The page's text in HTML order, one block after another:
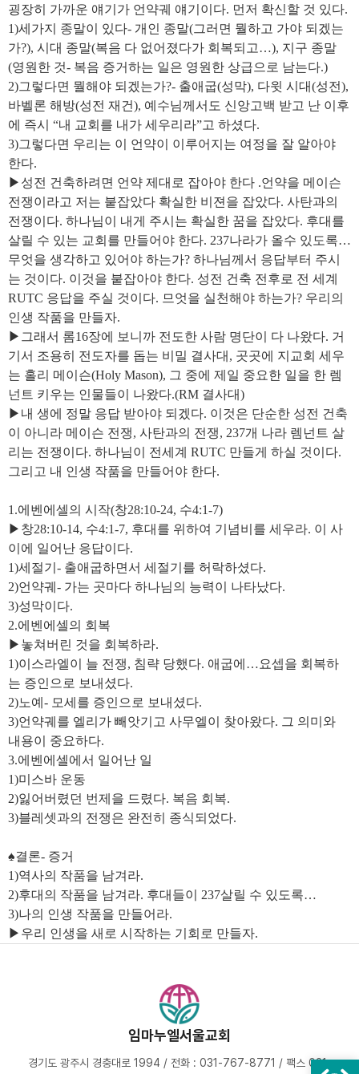
굉장히 가까운 얘기가 언약궤 얘기이다. 먼저 확신할 것 있다.
1)세가지 종말이 있다- 개인 종말(그러면 뭘하고 가야 되겠는
가?), 시대 종말(복음 다 없어졌다가 회복되고…), 지구 종말
(영원한 것- 복음 증거하는 일은 영원한 상급으로 남는다.)
2)그렇다면 뭘해야 되겠는가?- 출애굽(성막), 다윗 시대(성전),
바벨론 해방(성전 재건), 예수님께서도 신앙고백 받고 난 이후
에 즉시 “내 교회를 내가 세우리라”고 하셨다.
3)그렇다면 우리는 이 언약이 이루어지는 여정을 잘 알아야
한다.
▶성전 건축하려면 언약 제대로 잡아야 한다 .언약을 메이슨
전쟁이라고 저는 붙잡았다 확실한 비젼을 잡았다. 사탄과의
전쟁이다. 하나님이 내게 주시는 확실한 꿈을 잡았다. 후대를
살릴 수 있는 교회를 만들어야 한다. 237나라가 올수 있도록…
무엇을 생각하고 있어야 하는가? 하나님께서 응답부터 주시
는 것이다. 이것을 붙잡아야 한다. 성전 건축 전후로 전 세계
RUTC 응답을 주실 것이다. 므엇을 실천해야 하는가? 우리의
인생 작품을 만들자.
▶그래서 롬16장에 보니까 전도한 사람 명단이 다 나왔다. 거
기서 조용히 전도자를 돕는 비밀 결사대, 곳곳에 지교회 세우
는 홀리 메이슨(Holy Mason), 그 중에 제일 중요한 일을 한 렘
넌트 키우는 인물들이 나왔다.(RM 결사대)
▶내 생에 정말 응답 받아야 되겠다. 이것은 단순한 성전 건축
이 아니라 메이슨 전쟁, 사탄과의 전쟁, 237개 나라 렘넌트 살
리는 전쟁이다. 하나님이 전세계 RUTC 만들게 하실 것이다.
그리고 내 인생 작품을 만들어야 한다.
1.에벤에셀의 시작(창28:10-24, 수4:1-7)
▶창28:10-14, 수4:1-7, 후대를 위하여 기념비를 세우라. 이 사
이에 일어난 응답이다.
1)세절기- 출애굽하면서 세절기를 허락하셨다.
2)언약궤- 가는 곳마다 하나님의 능력이 나타났다.
3)성막이다.
2.에벤에셀의 회복
▶놓쳐버린 것을 회복하라.
1)이스라엘이 늘 전쟁, 침략 당했다. 애굽에…요셉을 회복하
는 증인으로 보내셨다.
2)노예- 모세를 증인으로 보내셨다.
3)언약궤를 엘리가 빼앗기고 사무엘이 찾아왔다. 그 의미와
내용이 중요하다.
3.에벤에셀에서 일어난 일
1)미스바 운동
2)잃어버렸던 번제을 드렸다. 복음 회복.
3)블레셋과의 전쟁은 완전히 종식되었다.
♠결론- 증거
1)역사의 작품을 남겨라.
2)후대의 작품을 남겨라. 후대들이 237살릴 수 있도록…
3)나의 인생 작품을 만들어라.
▶우리 인생을 새로 시작하는 기회로 만들자.
임마누엘서울교회
경기도 광주시 경충대로 1994 / 전화 : 031-767-8771 / 팩스 031-